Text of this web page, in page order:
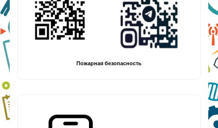
Пожарная безопасность